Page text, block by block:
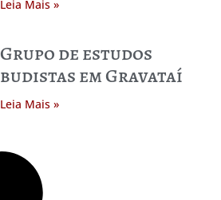
Leia Mais »
Grupo de estudos
budistas em Gravataí
Leia Mais »